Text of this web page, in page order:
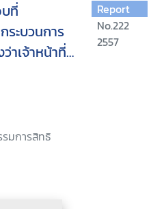
ที่
ระบวนการ
าเจ้าหน้าที่
และยึด
มการสิทธิ
Report
No.222
2557